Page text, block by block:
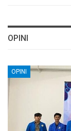
OPINI
OPINI